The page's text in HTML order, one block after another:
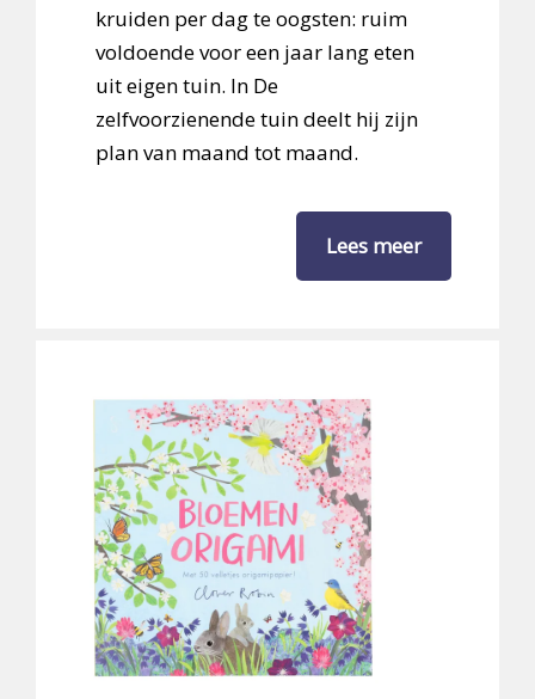
kruiden per dag te oogsten: ruim
voldoende voor een jaar lang eten
uit eigen tuin. In De
zelfvoorzienende tuin deelt hij zijn
plan van maand tot maand.
Lees meer